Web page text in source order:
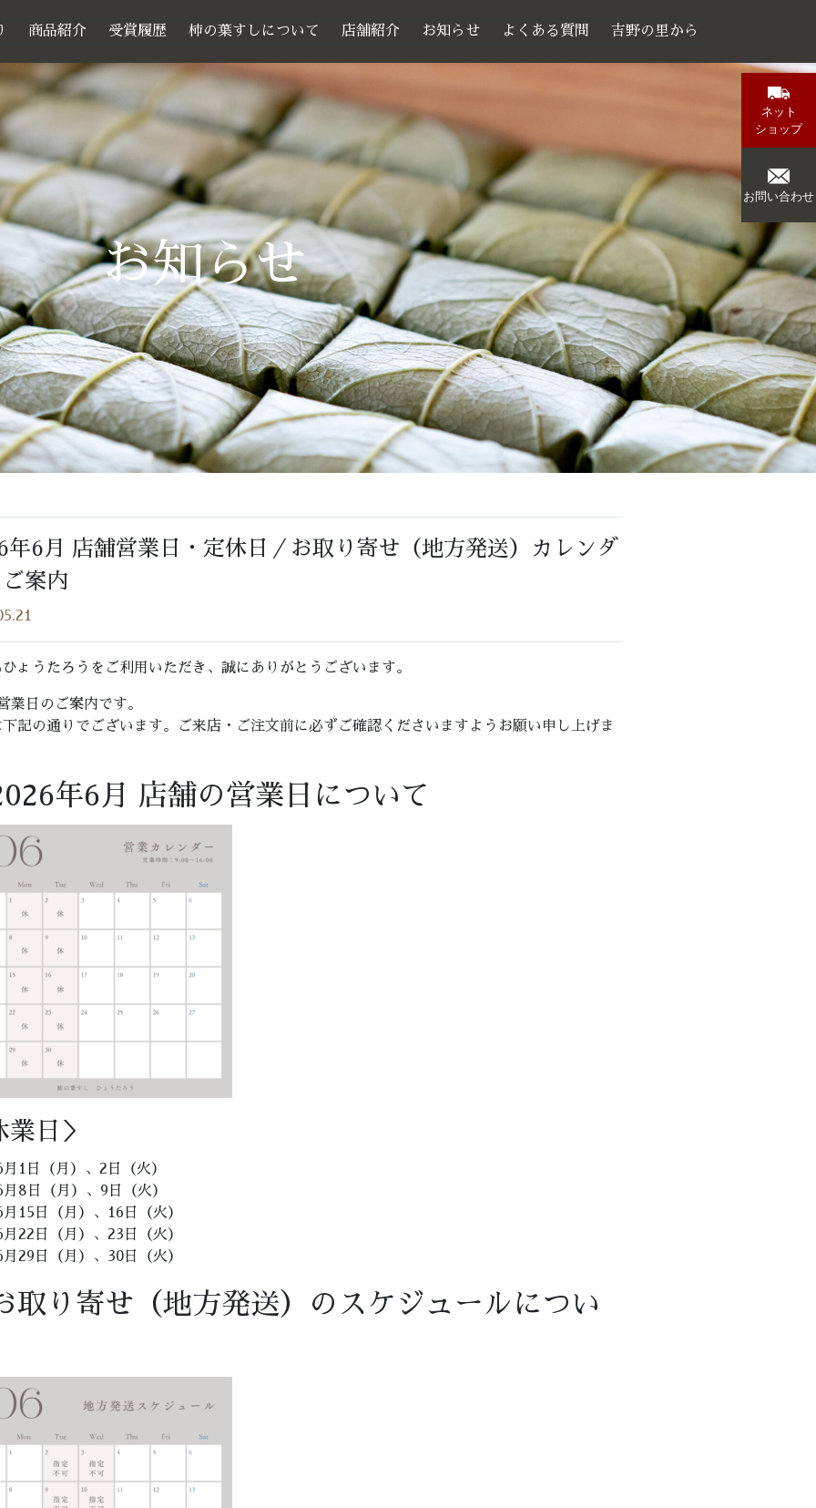
ネット
ショップ
お問い合わせ
商品紹介 受賞履歴 柿の葉すしについて 店舗紹介 お知らせ よくある質問 吉野の里から
お知らせ
年6月 店舗営業日・定休日／お取り寄せ（地方発送）カレンダ
案内
ょうたろうをご利用いただき、誠にありがとうございます。
業日のご案内です。
記の通りでございます。ご来店・ご注文前に必ずご確認くださいますようお願い申し上げま
年6月 店舗の営業日について
業日＞
月1日（月）、2日（火）
月8日（月）、9日（火）
月15日（月）、16日（火）
月22日（月）、23日（火）
月29日（月）、30日（火）
り寄せ（地方発送）のスケジュールについ